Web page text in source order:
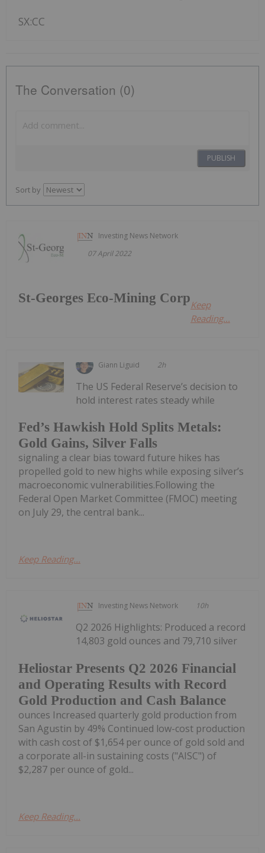
SX:CC
The Conversation (0)
PUBLISH
Sort by
Investing News Network
07 April 2022
St-Georges Eco-Mining CorpKeep
Reading...
Giann Liguid 2h
Fed’s Hawkish Hold Splits Metals:
Gold Gains, Silver Falls
The US Federal Reserve’s decision to
hold interest rates steady while
signaling a clear bias toward future hikes has
propelled gold to new highs while exposing silver’s
macroeconomic vulnerabilities.Following the
Federal Open Market Committee (FMOC) meeting
on July 29, the central bank...
Keep Reading...
Investing News Network 10h
Heliostar Presents Q2 2026 Financial
and Operating Results with Record
Gold Production and Cash Balance
Q2 2026 Highlights: Produced a record
14,803 gold ounces and 79,710 silver
ounces Increased quarterly gold production from
San Agustin by 49% Continued low-cost production
with cash cost of $1,654 per ounce of gold sold and
a corporate all-in sustaining costs ("AISC") of
$2,287 per ounce of gold...
Keep Reading...